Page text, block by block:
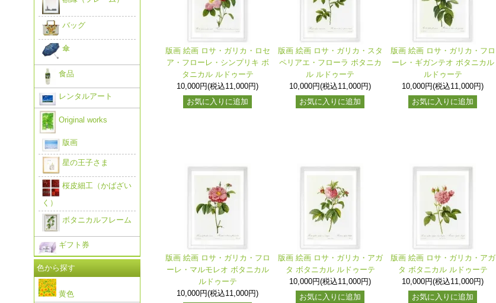
版画 絵画 ロサ・ガリカ・ロセ
ア・フローレ・シンプリキ ボ
タニカル ルドゥーテ
10,000円(税込11,000円)
お気に入りに追加
版画 絵画 ロサ・ガリカ・スタ
ペリアエ・フローラ ボタニカ
ル ルドゥーテ
10,000円(税込11,000円)
お気に入りに追加
版画 絵画 ロサ・ガリカ・フロ
ーレ・ギガンテオ ボタニカル
ルドゥーテ
10,000円(税込11,000円)
お気に入りに追加
版画 絵画 ロサ・ガリカ・フロ
ーレ・マルモレオ ボタニカル
ルドゥーテ
10,000円(税込11,000円)
版画 絵画 ロサ・ガリカ・アガ
タ ボタニカル ルドゥーテ
10,000円(税込11,000円)
お気に入りに追加
版画 絵画 ロサ・ガリカ・アガ
タ ボタニカル ルドゥーテ
10,000円(税込11,000円)
お気に入りに追加
バッグ
傘
食品
レンタルアート
Original works
版画
星の王子さま
桜皮細工（かばざい
く）
ボタニカルフレーム
ギフト券
色から探す
黄色